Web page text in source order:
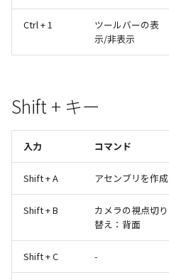
Ctrl + 1
ツールバーの表
示/非表示
Shift + キー
入力 コマンド
Shift + A アセンブリを作成
Shift + B
カメラの視点切り
替え：背面
Shift + C -